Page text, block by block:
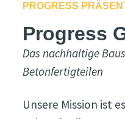
PROGRESS
Progress
Das nachhaltige
Betonfertigteilen
Unsere Mission ist